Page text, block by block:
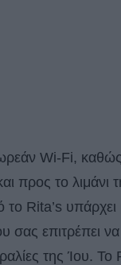
Wi-Fi,
προς το λιμάνι
Rita’s υπάρχει
σας επιτρέπει να
της Ίου. Το